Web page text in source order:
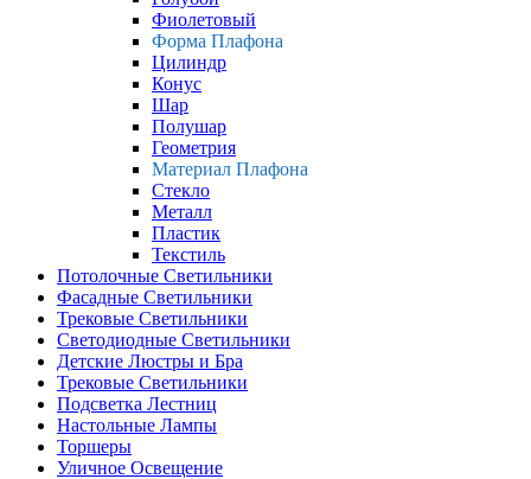
Фиолетовый
Форма Плафона
Цилиндр
Конус
Шар
Полушар
Геометрия
Материал Плафона
Стекло
Металл
Пластик
Текстиль
Потолочные Светильники
Фасадные Светильники
Трековые Светильники
Светодиодные Светильники
Детские Люстры и Бра
Трековые Светильники
Подсветка Лестниц
Настольные Лампы
Торшеры
Уличное Освещение